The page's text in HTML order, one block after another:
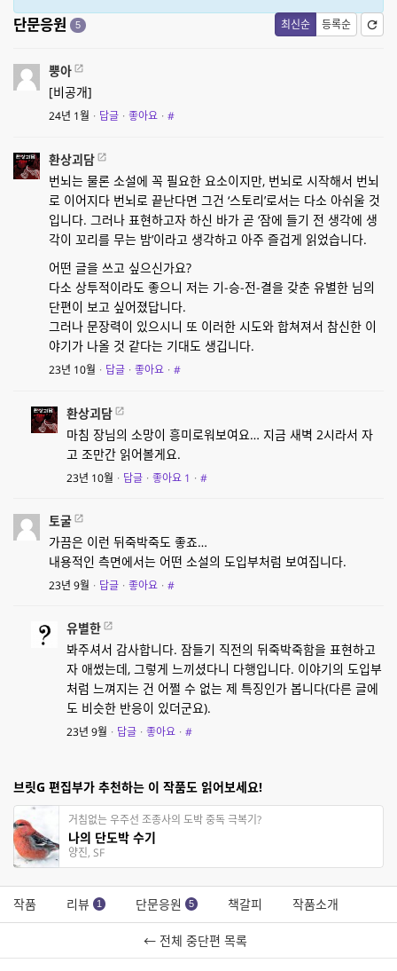
최신순 등록순
단문응원 5
뿡아
[비공개]
24년 1월 · 답글 · 좋아요 · #
환상괴담
번뇌는 물론 소설에 꼭 필요한 요소이지만, 번뇌로 시작해서 번뇌
로 이어지다 번뇌로 끝난다면 그건 ‘스토리’로서는 다소 아쉬울 것
입니다. 그러나 표현하고자 하신 바가 곧 ‘잠에 들기 전 생각에 생
각이 꼬리를 무는 밤’이라고 생각하고 아주 즐겁게 읽었습니다.
어떤 글을 쓰고 싶으신가요?
다소 상투적이라도 좋으니 저는 기-승-전-결을 갖춘 유별한 님의
단편이 보고 싶어졌답니다.
그러나 문장력이 있으시니 또 이러한 시도와 합쳐져서 참신한 이
야기가 나올 것 같다는 기대도 생깁니다.
23년 10월 · 답글 · 좋아요 · #
환상괴담
마침 장님의 소망이 흥미로워보여요… 지금 새벽 2시라서 자
고 조만간 읽어볼게요.
23년 10월 · 답글 · 좋아요 1 · #
토굴
가끔은 이런 뒤죽박죽도 좋죠…
내용적인 측면에서는 어떤 소설의 도입부처럼 보여집니다.
23년 9월 · 답글 · 좋아요 · #
유별한
봐주셔서 감사합니다. 잠들기 직전의 뒤죽박죽함을 표현하고
자 애썼는데, 그렇게 느끼셨다니 다행입니다. 이야기의 도입부
처럼 느껴지는 건 어쩔 수 없는 제 특징인가 봅니다(다른 글에
도 비슷한 반응이 있더군요).
23년 9월 · 답글 · 좋아요 · #
브릿G 편집부가 추천하는 이 작품도 읽어보세요!
거침없는 우주선 조종사의 도박 중독 극복기?
나의 단도박 수기
양진, SF
작품 리뷰 1 단문응원 5 책갈피 작품소개
← 전체 중단편 목록